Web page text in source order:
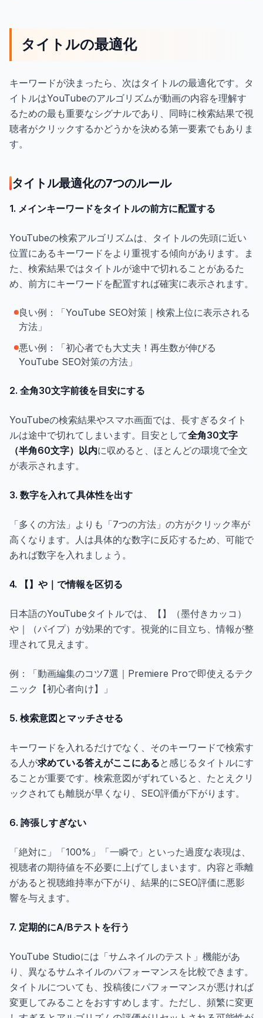
タイトルの最適化
キーワードが決まったら、次はタイトルの最適化です。タ
イトルはYouTubeのアルゴリズムが動画の内容を理解す
るための最も重要なシグナルであり、同時に検索結果で視
聴者がクリックするかどうかを決める第一要素でもありま
す。
タイトル最適化の7つのルール
1. メインキーワードをタイトルの前方に配置する
YouTubeの検索アルゴリズムは、タイトルの先頭に近い
位置にあるキーワードをより重視する傾向があります。ま
た、検索結果ではタイトルが途中で切れることがあるた
め、前方にキーワードを配置すれば確実に表示されます。
良い例：「YouTube SEO対策｜検索上位に表示される
方法」
悪い例：「初心者でも大丈夫！再生数が伸びる
YouTube SEO対策の方法」
2. 全角30文字前後を目安にする
YouTubeの検索結果やスマホ画面では、長すぎるタイト
ルは途中で切れてしまいます。目安として全角30文字
（半角60文字）以内に収めると、ほとんどの環境で全文
が表示されます。
3. 数字を入れて具体性を出す
「多くの方法」よりも「7つの方法」の方がクリック率が
高くなります。人は具体的な数字に反応するため、可能で
あれば数字を入れましょう。
4. 【】や｜で情報を区切る
日本語のYouTubeタイトルでは、【】（墨付きカッコ）
や｜（パイプ）が効果的です。視覚的に目立ち、情報が整
理されて見えます。
例：「動画編集のコツ7選｜Premiere Proで即使えるテク
ニック【初心者向け】」
5. 検索意図とマッチさせる
キーワードを入れるだけでなく、そのキーワードで検索す
る人が求めている答えがここにあると感じるタイトルにす
ることが重要です。検索意図がずれていると、たとえクリ
ックされても離脱が早くなり、SEO評価が下がります。
6. 誇張しすぎない
「絶対に」「100%」「一瞬で」といった過度な表現は、
視聴者の期待値を不必要に上げてしまいます。内容と乖離
があると視聴維持率が下がり、結果的にSEO評価に悪影
響を与えます。
7. 定期的にA/Bテストを行う
YouTube Studioには「サムネイルのテスト」機能があ
り、異なるサムネイルのパフォーマンスを比較できます。
タイトルについても、投稿後にパフォーマンスが悪ければ
変更してみることをおすすめします。ただし、頻繁に変更